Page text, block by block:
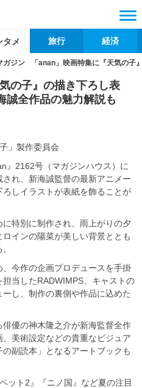
タメ 旅行 経済
ガジン 「anan」映画特集に『天気の子
の子』の描き下ろし表
誠全作品の魅力解説も
」製作委員会
』2162号（マガジンハウス）に
れ、新海誠監督の最新アニメー
しイラストが表紙を飾ることが
特別に制作され、雨上がりの夕
インの陽菜が美しい背景ととも
今作の企画プロデュースを手掛
当したRADWIMPS、キャストの
し、制作の裏側や作品に込めた
優の神木隆之介が新海監督全作
美術設定などの貴重なビジュア
副読本」となるアートブックも
ット2』『ニノ国』など夏の注目